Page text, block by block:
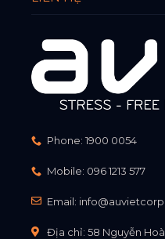
Phone: 1900 0054
Mobile: 096 1213 577
Email:
Địa chỉ: 58 Nguyễn